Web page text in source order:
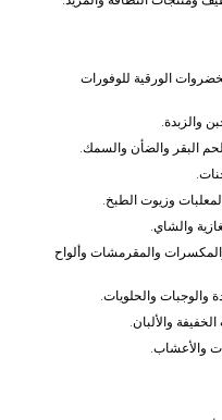
الورقية للوفورات
والزبدة.
البقر والضأن والسمك.
وزيوت الطبخ.
والشاي.
والمقرمشات وألواح
والوجبات والحلويات.
والألبان.
والأعشاب.